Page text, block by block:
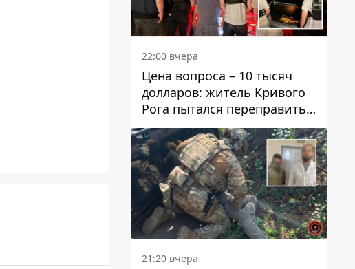
22:00 вчера
Цена вопроса – 10 тысяч
долларов: житель Кривого
Рога пытался переправить
мужчину в Словакию
21:20 вчера